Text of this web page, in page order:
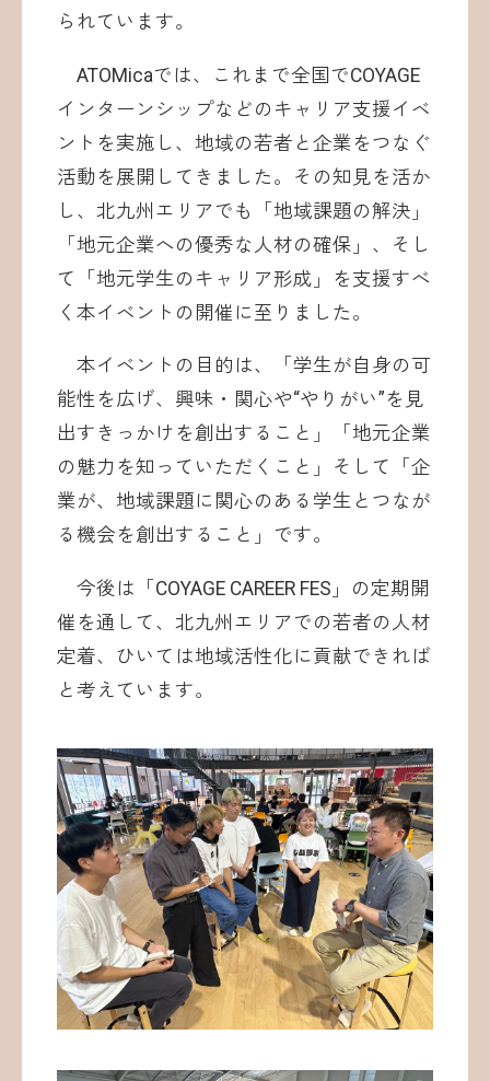
られています。
ATOMicaでは、これまで全国でCOYAGE
インターンシップなどのキャリア支援イベ
ントを実施し、地域の若者と企業をつなぐ
活動を展開してきました。その知見を活か
し、北九州エリアでも「地域課題の解決」
「地元企業への優秀な人材の確保」、そし
て「地元学生のキャリア形成」を支援すべ
く本イベントの開催に至りました。
本イベントの目的は、「学生が自身の可
能性を広げ、興味・関心や“やりがい”を見
出すきっかけを創出すること」「地元企業
の魅力を知っていただくこと」そして「企
業が、地域課題に関心のある学生とつなが
る機会を創出すること」です。
今後は「COYAGE CAREER FES」の定期開
催を通して、北九州エリアでの若者の人材
定着、ひいては地域活性化に貢献できれば
と考えています。